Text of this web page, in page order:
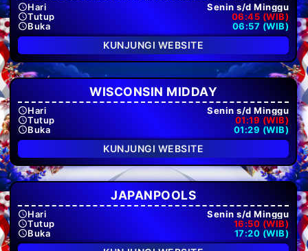
Hari
Senin s/d Minggu
Tutup
06:45 (WIB)
Buka
06:57 (WIB)
KUNJUNGI WEBSITE
WISCONSIN MIDDAY
Hari
Senin s/d Minggu
Tutup
01:19 (WIB)
Buka
01:29 (WIB)
KUNJUNGI WEBSITE
JAPANPOOLS
Hari
Senin s/d Minggu
Tutup
16:50 (WIB)
Buka
17:20 (WIB)